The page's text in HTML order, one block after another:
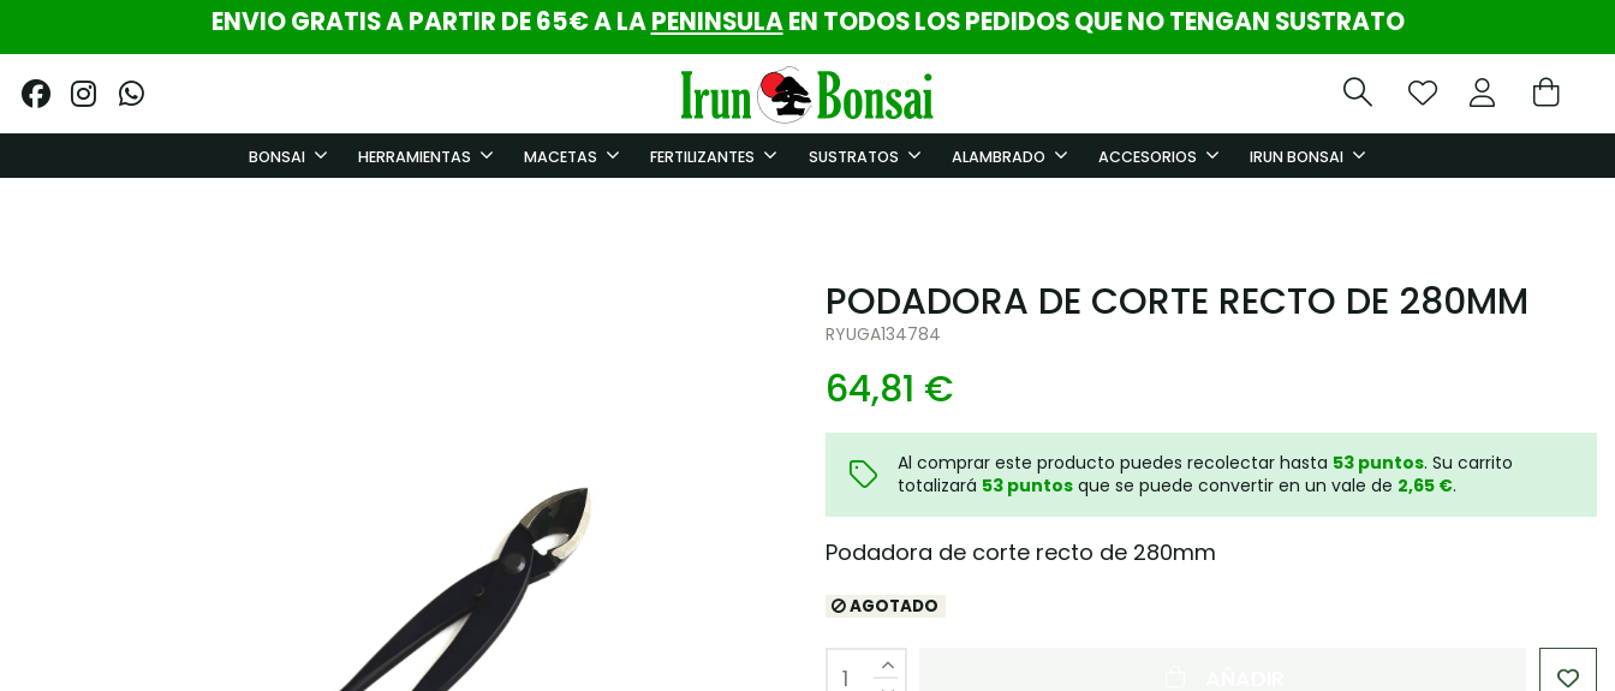
ENVIO GRATIS A PARTIR DE 65€ A LAPENINSULAEN TODOS LOS PEDIDOS QUE NO TENGAN SUSTRATO
BONSAI HERRAMIENTAS MACETAS FERTILIZANTES SUSTRATOS ALAMBRADO ACCESORIOS IRUN BONSAI
PODADORA DE CORTE RECTO DE 280MM
RYUGA134784
64,81 €
Al comprar este producto puedes recolectar hasta 53 puntos. Su carrito
totalizará 53 puntos que se puede convertir en un vale de 2,65 €.
Podadora de corte recto de 280mm
AGOTADO